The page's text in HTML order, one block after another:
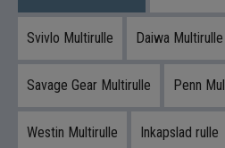
Specimenfiske
Varumärken
Svivlo Multirulle Daiwa Multirulle
Savage Gear Multirulle Penn
Westin Multirulle Inkapslad rulle